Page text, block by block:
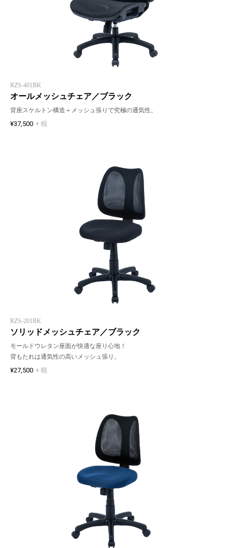
RZS-401BK
オールメッシュチェア／ブラック
背座スケルトン構造＋メッシュ張りで究極の通気性。
¥37,500 + 税
RZS-201BK
ソリッドメッシュチェア／ブラック
モールドウレタン座面が快適な座り心地！
背もたれは通気性の高いメッシュ張り。
¥27,500 + 税